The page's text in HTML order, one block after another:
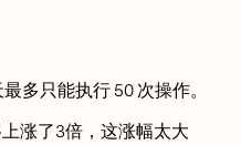
多只能执行 50 次操作。
涨了3倍，这涨幅太大